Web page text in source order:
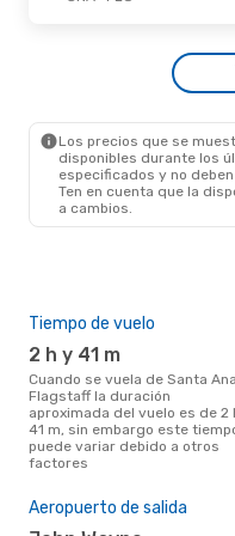
-
American Airlines
1
Los precios que se
disponibles durante los
especificados y no
Ten en cuenta que la
a cambios.
Tiempo de vuelo
2 h y 41 m
Cuando se vuela de Santa Ana a
Flagstaff la duración
aproximada del vuelo es de 2
41 m, sin embargo este
puede variar debido a otros
factores
Aeropuerto de salida